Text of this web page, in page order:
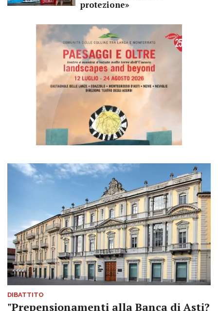
protezione»
DIBATTITO
"Prepensionamenti alla Banca di Asti?